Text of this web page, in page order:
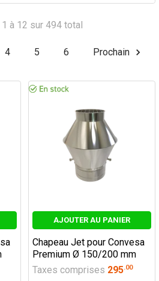
à 12 sur 494 total
4 5 6 Prochain
AJOUTER AU PANIER
Chapeau Jet pour Convesa
Premium Ø 150/200 mm
Taxes comprises 295.00